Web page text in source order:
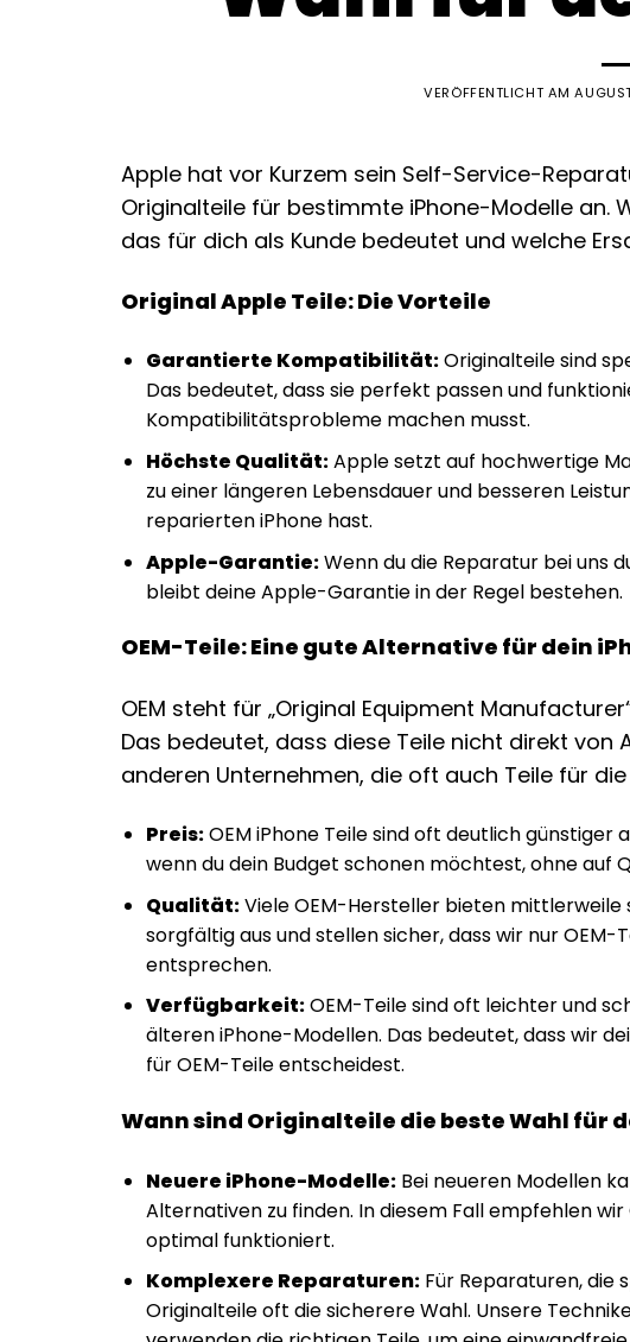
VERÖFFENTLICHT AM
Apple hat vor Kurzem sein Self-Service-
Originalteile für bestimmte iPhone-Modelle an.
das für dich als Kunde bedeutet und welche
Original Apple Teile: Die Vorteile
Garantierte Kompatibilität:Originalteile sind
Das bedeutet, dass sie perfekt passen und
Kompatibilitätsprobleme machen musst.
Höchste Qualität:Apple setzt auf hochwertige
zu einer längeren Lebensdauer und besseren
reparierten iPhone hast.
Apple-Garantie:Wenn du die Reparatur bei uns
bleibt deine Apple-Garantie in der Regel bestehen.
OEM-Teile: Eine gute Alternative für dein
OEM steht für „Original Equipment
Das bedeutet, dass diese Teile nicht direkt von
anderen Unternehmen, die oft auch Teile für
Preis:OEM iPhone Teile sind oft deutlich günstiger
wenn du dein Budget schonen möchtest, ohne auf
Qualität:Viele OEM-Hersteller bieten mittlerweile
sorgfältig aus und stellen sicher, dass wir nur
entsprechen.
Verfügbarkeit:OEM-Teile sind oft leichter und
älteren iPhone-Modellen. Das bedeutet, dass wir
für OEM-Teile entscheidest.
Wann sind Originalteile die beste Wahl für
Neuere iPhone-Modelle:Bei neueren Modellen
Alternativen zu finden. In diesem Fall empfehlen
optimal funktioniert.
Komplexere Reparaturen:Für Reparaturen, die
Originalteile oft die sicherere Wahl. Unsere